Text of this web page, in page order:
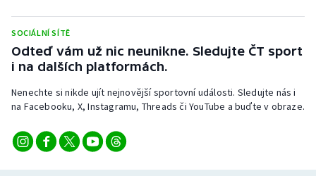
SOCIÁLNÍ SÍTĚ
Odteď vám už nic neunikne. Sledujte ČT sport
i na dalších platformách.
Nenechte si nikde ujít nejnovější sportovní události. Sledujte nás i
na Facebooku, X, Instagramu, Threads či YouTube a buďte v obraze.